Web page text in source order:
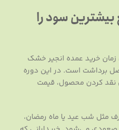
سود را
زمان خرید عمده انجیر خشک
برداشت است. در این دوره
نقد کردن محصول، قیمت
مثل شب عید یا ماه رمضان،